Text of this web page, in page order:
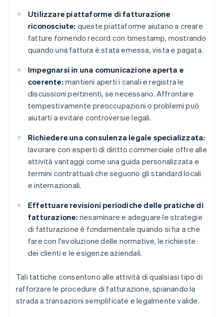
Utilizzare piattaforme di fatturazione
riconosciute: queste piattaforme aiutano a creare
fatture fornendo record con timestamp, mostrando
quando una fattura è stata emessa, vista e pagata.
Impegnarsi in una comunicazione aperta e
coerente: mantieni aperti i canali e registra le
discussioni pertinenti, se necessario. Affrontare
tempestivamente preoccupazioni o problemi può
aiutarti a evitare controversie legali.
Richiedere una consulenza legale specializzata:
lavorare con esperti di diritto commerciale offre alle
attività vantaggi come una guida personalizzata e
termini contrattuali che seguono gli standard locali
e internazionali.
Effettuare revisioni periodiche delle pratiche di
fatturazione: riesaminare e adeguare le strategie
di fatturazione è fondamentale quando si ha a che
fare con l'evoluzione delle normative, le richieste
dei clienti e le esigenze aziendali.
Tali tattiche consentono alle attività di qualsiasi tipo di
rafforzare le procedure di fatturazione, spianando la
strada a transazioni semplificate e legalmente valide.